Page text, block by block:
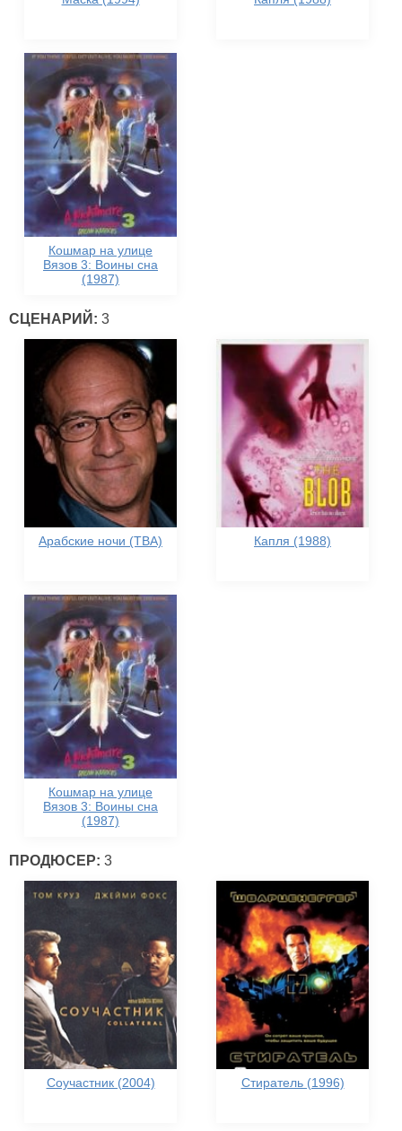
Кошмар на улице
Вязов 3: Воины сна
(1987)
СЦЕНАРИЙ: 3
Арабские ночи (TBA) Капля (1988)
Кошмар на улице
Вязов 3: Воины сна
(1987)
ПРОДЮСЕР: 3
Соучастник (2004) Стиратель (1996)